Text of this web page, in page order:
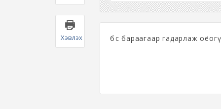
Хэвлэх бөс бараагаар гадарлаж